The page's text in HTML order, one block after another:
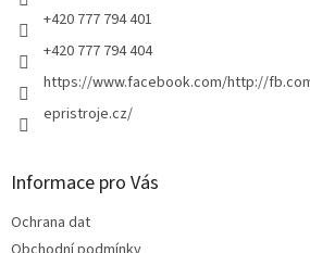
+420 777 794 401
+420 777 794 404
https://www.facebook.com/http://
epristroje.cz/
Informace pro Vás
Ochrana dat